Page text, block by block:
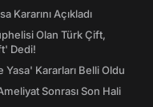
Kararını Açıkladı
Olan Türk Çift,
Dedi!
Kararları Belli Oldu
Sonrası Son Hali